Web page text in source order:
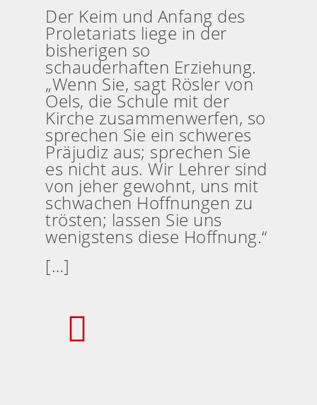
Der Keim und Anfang des
Proletariats liege in der
bisherigen so
schauderhaften Erziehung.
„Wenn Sie, sagt Rösler von
Oels, die Schule mit der
Kirche zusammenwerfen, so
sprechen Sie ein schweres
Präjudiz aus; sprechen Sie
es nicht aus. Wir Lehrer sind
von jeher gewohnt, uns mit
schwachen Hoffnungen zu
trösten; lassen Sie uns
wenigstens diese Hoffnung.“
[…]